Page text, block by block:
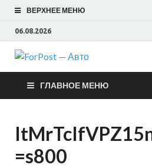
ВЕРХНЕЕ МЕНЮ
06.08.2026
Авто
ГЛАВНОЕ МЕНЮ
=s800